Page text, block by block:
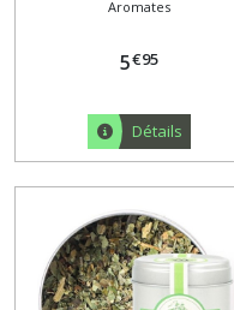
Aromates
5€95
Détails